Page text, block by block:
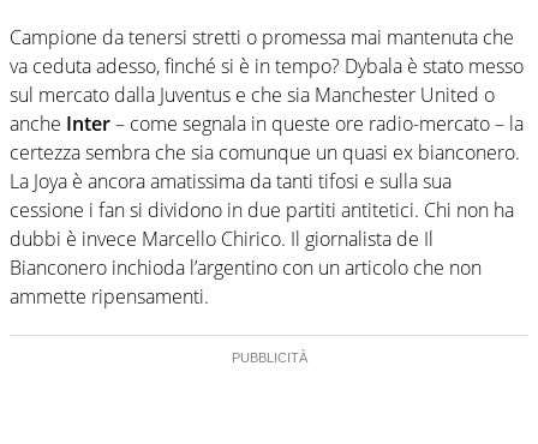
Campione da tenersi stretti o promessa mai mantenuta che
va ceduta adesso, finché si è in tempo? Dybala è stato messo
sul mercato dalla Juventus e che sia Manchester United o
anche Inter– come segnala in queste ore radio-mercato – la
certezza sembra che sia comunque un quasi ex bianconero.
La Joya è ancora amatissima da tanti tifosi e sulla sua
cessione i fan si dividono in due partiti antitetici. Chi non ha
dubbi è invece Marcello Chirico. Il giornalista de Il
Bianconero inchioda l’argentino con un articolo che non
ammette ripensamenti.